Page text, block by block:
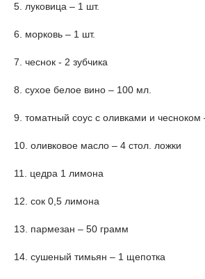
5. луковица – 1 шт.
6. морковь – 1 шт.
7. чеснок - 2 зубчика
8. сухое белое вино – 100 мл.
9. томатный соус с оливками и чесноком
10. оливковое масло – 4 стол. ложки
11. цедра 1 лимона
12. сок 0,5 лимона
13. пармезан – 50 грамм
14. сушеный тимьян – 1 щепотка